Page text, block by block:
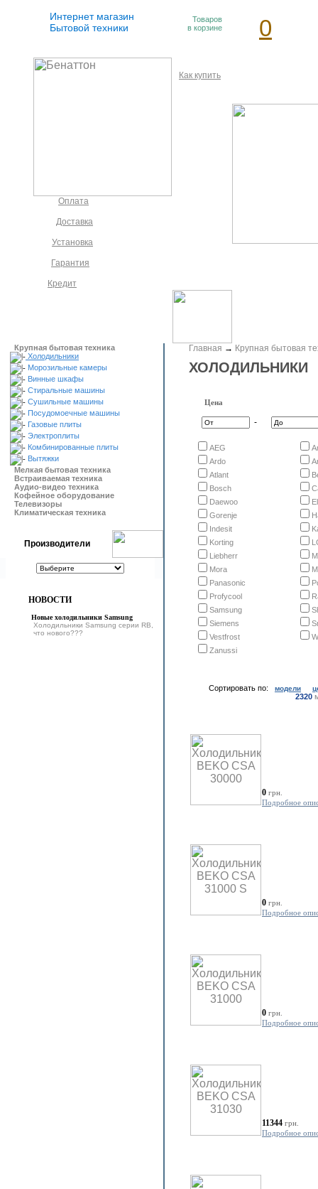
Интернет магазин
Бытовой техники
Товаров
в корзине
0
Как купить
Оплата
Доставка
Установка
Гарантия
Кредит
Крупная бытовая техника
Холодильники
Морозильные камеры
Винные шкафы
Стиральные машины
Сушильные машины
Посудомоечные машины
Газовые плиты
Электроплиты
Комбинированные плиты
Вытяжки
Мелкая бытовая техника
Встраиваемая техника
Аудио-видео техника
Кофейное оборудование
Телевизоры
Климатическая техника
Производители
НОВОСТИ
Новые холодильники Samsung
Холодильники Samsung серии RB,
что нового???
Главная → Крупная бытовая
ХОЛОДИЛЬНИКИ
Цена
-
AEG
Ardo
Atlant
Bosch
Daewoo
Gorenje
Indesit
Korting
Liebherr
Mora
Panasonic
Profycool
Samsung
Siemens
Vestfrost
Zanussi
Сортировать по: модели
2320
0 грн.
Подробное
0 грн.
Подробное
0 грн.
Подробное
11344 грн.
Подробное